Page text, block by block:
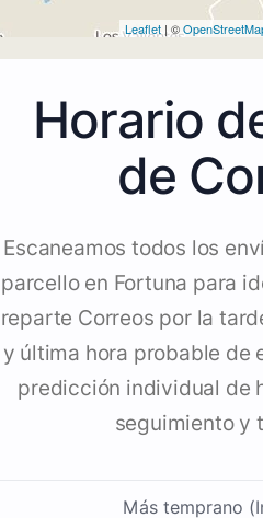
Leaflet | ©
Horario
de
Escaneamos todos los
parcello en Fortuna para
reparte Correos por la
y última hora probable de
predicción individual de
seguimiento y
Más temprano